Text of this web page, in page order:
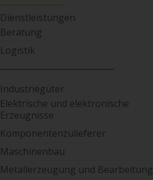
Dienstleistungen
Beratung
Logistik
Industriegüter
Elektrische und elektronische
Erzeugnisse
Komponentenzulieferer
Maschinenbau
Metallerzeugung und Bearbeitung